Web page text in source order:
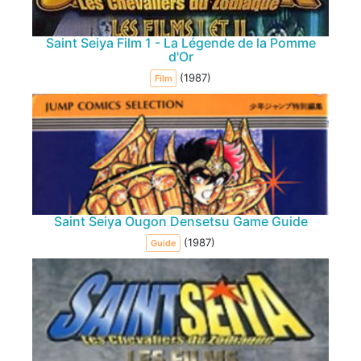
Saint Seiya Film 1 - La Légende de la Pomme
d'Or
Film (1987)
Saint Seiya Ougon Densetsu Game Guide
Guide (1987)